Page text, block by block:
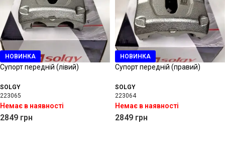
НОВИНКА
Супорт передній (лівий)
SOLGY
223065
Немає в наявності
2849 грн
НОВИНКА
Супорт передній (правий)
SOLGY
223064
Немає в наявності
2849 грн